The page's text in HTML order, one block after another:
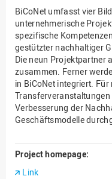
BiCoNet umfasst vier
unternehmerische
spezifische
gestützter nachhaltiger
Die neun Projektpartner
zusammen. Ferner
in BiCoNet integriert.
Verbesserung der
Geschäftsmodelle
Project homepage:
Link